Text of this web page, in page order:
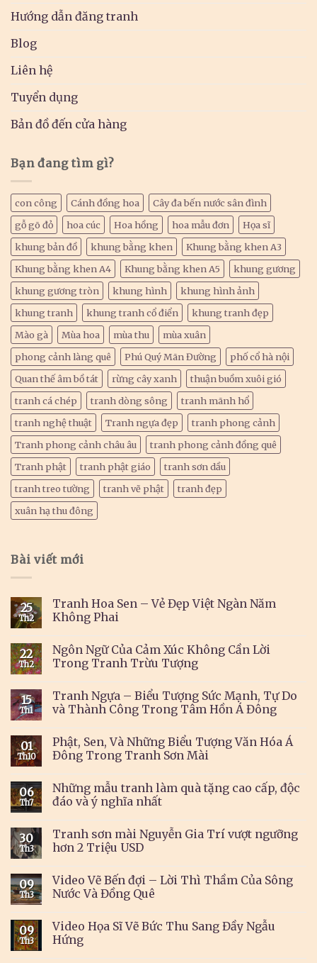
Hướng dẫn đăng tranh
Blog
Liên hệ
Tuyển dụng
Bản đồ đến cửa hàng
Bạn đang tìm gì?
con công Cánh đồng hoa
Cây đa bến nước sân đình
gỗ gõ đỏ
hoa cúc Hoa hồng hoa mẫu đơn
Họa sĩ
khung bản đồ
khung bằng khen
Khung bằng khen A3
Khung bằng khen A4
Khung bằng khen A5
khung gương
khung gương tròn
khung hình
khung hình ảnh
khung tranh
khung tranh cổ điển
khung tranh đẹp
Mào gà
Mùa hoa mùa thu
mùa xuân
phong cảnh làng quê
Phú Quý Mãn Đường
phố cổ hà nội
Quan thế âm bồ tát
rừng cây xanh
thuận buồm xuôi gió
tranh cá chép
tranh dòng sông
tranh mãnh hổ
tranh nghệ thuật
Tranh ngựa đẹp
tranh phong cảnh
Tranh phong cảnh châu âu
tranh phong cảnh đồng quê
Tranh phật
tranh phật giáo
tranh sơn dầu
tranh treo tường
tranh vẽ phật
tranh đẹp
xuân hạ thu đông
Bài viết mới
25
Th2
Tranh Hoa Sen – Vẻ Đẹp Việt Ngàn Năm
Không Phai
22
Th2
Ngôn Ngữ Của Cảm Xúc Không Cần Lời
Trong Tranh Trừu Tượng
15
Th1
Tranh Ngựa – Biểu Tượng Sức Mạnh, Tự Do
và Thành Công Trong Tâm Hồn Á Đông
01
Th10
Phật, Sen, Và Những Biểu Tượng Văn Hóa Á
Đông Trong Tranh Sơn Mài
06
Th7
Những mẫu tranh làm quà tặng cao cấp, độc
đáo và ý nghĩa nhất
30
Th3
Tranh sơn mài Nguyễn Gia Trí vượt ngưỡng
hơn 2 Triệu USD
09
Th3
Video Vẽ Bến đợi – Lời Thì Thầm Của Sông
Nước Và Đồng Quê
09
Th3
Video Họa Sĩ Vẽ Bức Thu Sang Đầy Ngẫu
Hứng